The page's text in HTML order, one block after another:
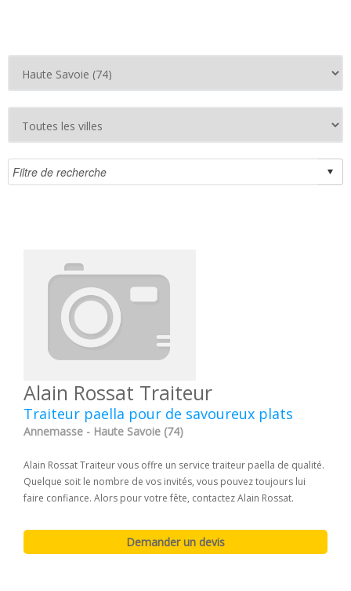
Alain Rossat Traiteur
Traiteur paella pour de savoureux plats
Annemasse - Haute Savoie (74)
Alain Rossat Traiteur vous offre un service traiteur paella de qualité.
Quelque soit le nombre de vos invités, vous pouvez toujours lui
faire confiance. Alors pour votre fête, contactez Alain Rossat.